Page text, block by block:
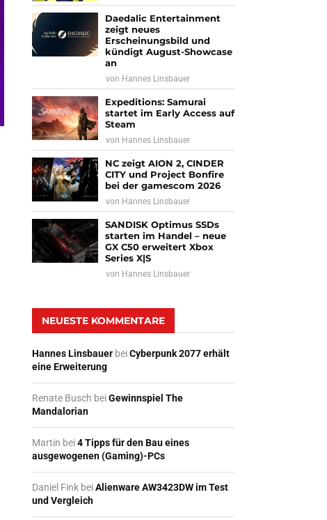
Daedalic Entertainment
zeigt neues
Erscheinungsbild und
kündigt August-Showcase
an
von Hannes Linsbauer
Expeditions: Samurai
startet im Early Access auf
Steam
von Hannes Linsbauer
NC zeigt AION 2, CINDER
CITY und Project Bonfire
bei der gamescom 2026
von Hannes Linsbauer
SANDISK Optimus SSDs
starten im Handel – neue
GX C50 erweitert Xbox
Series X|S
von Hannes Linsbauer
NEUESTE KOMMENTARE
Hannes Linsbauer beiCyberpunk 2077 erhält
eine Erweiterung
Renate Busch beiGewinnspiel The
Mandalorian
Martin bei4 Tipps für den Bau eines
ausgewogenen (Gaming)-PCs
Daniel Fink beiAlienware AW3423DW im Test
und Vergleich